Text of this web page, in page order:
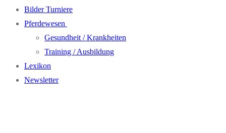
Bilder Turniere
Pferdewesen
Gesundheit / Krankheiten
Training / Ausbildung
Lexikon
Newsletter